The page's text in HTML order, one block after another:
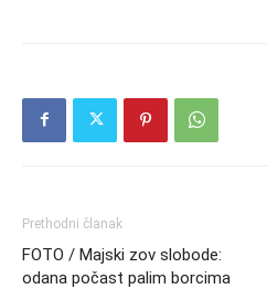
Prethodni članak
FOTO / Majski zov slobode:
odana počast palim borcima